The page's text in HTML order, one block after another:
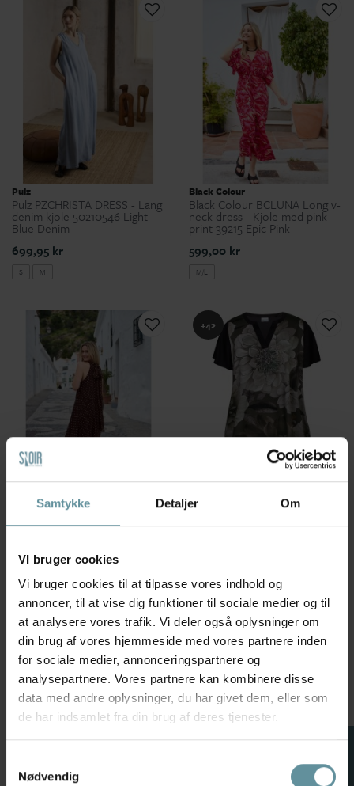
Samtykke Detaljer Om
VI bruger cookies
Vi bruger cookies til at tilpasse vores indhold og
annoncer, til at vise dig funktioner til sociale medier og til
at analysere vores trafik. Vi deler også oplysninger om
din brug af vores hjemmeside med vores partnere inden
for sociale medier, annonceringspartnere og
analysepartnere. Vores partnere kan kombinere disse
data med andre oplysninger, du har givet dem, eller som
de har indsamlet fra din brug af deres tjenester.
Nødvendig
Pulz
Pulz PZCHRISTA DRESS - Lang
denim kjole 50210546 Light
Blue Denim
699,95 kr
S M
Black Colour
Black Colour BCLUNA Long v-
neck dress - Kjole med pink
print 39215 Epic Pink
599,00 kr
M/L
Black Colour
- Brun prikket kjole 41151
699,00 kr
L/XL
+42
Zhenzi
Grøn printet kjole 201381
S M L
+42 +42
FILTER